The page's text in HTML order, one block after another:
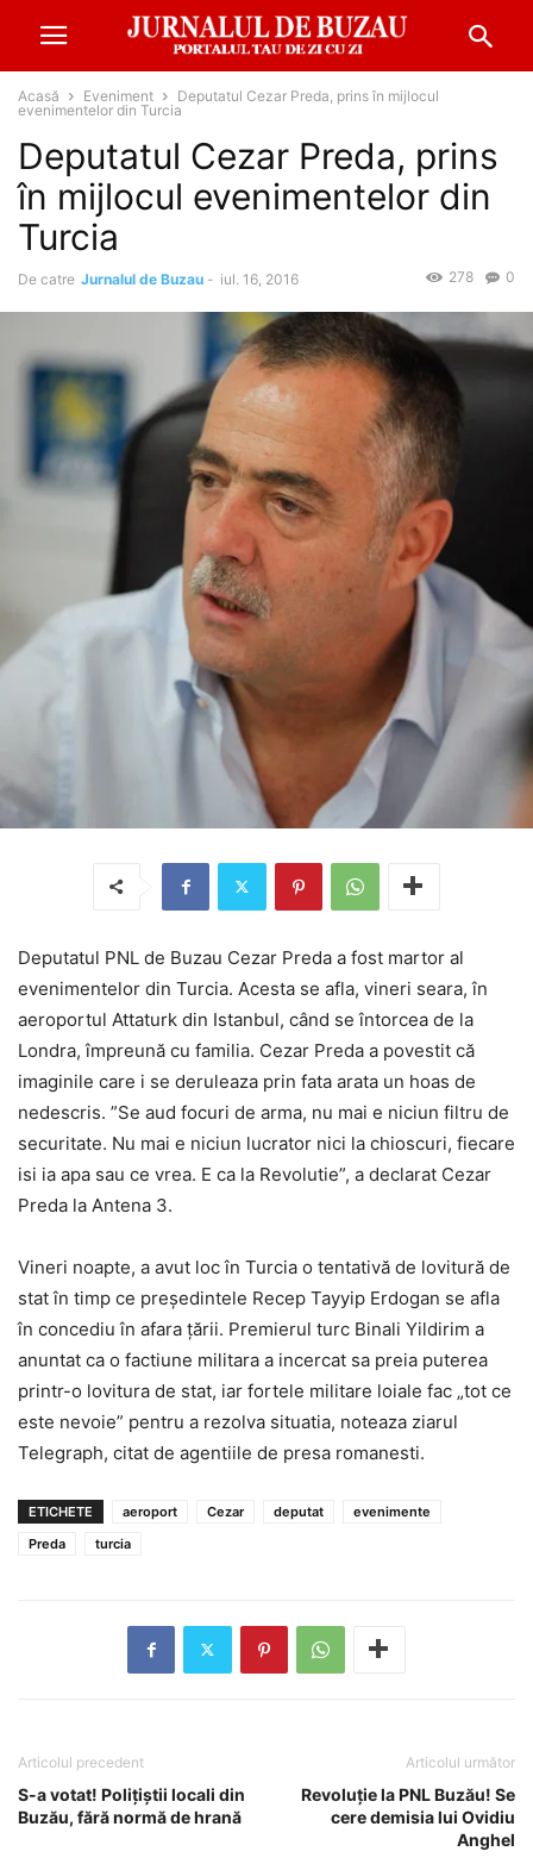
Acasă Eveniment
Deputatul Cezar Preda, prins în mijlocul
evenimentelor din Turcia
Deputatul Cezar Preda, prins
în mijlocul evenimentelor din
Turcia
De catre Jurnalul de Buzau - iul. 16, 2016 0
278
Deputatul PNL de Buzau Cezar Preda a fost martor al
evenimentelor din Turcia. Acesta se afla, vineri seara, în
aeroportul Attaturk din Istanbul, când se întorcea de la
Londra, împreună cu familia. Cezar Preda a povestit că
imaginile care i se deruleaza prin fata arata un hoas de
nedescris. ”Se aud focuri de arma, nu mai e niciun filtru de
securitate. Nu mai e niciun lucrator nici la chioscuri, fiecare
isi ia apa sau ce vrea. E ca la Revolutie”, a declarat Cezar
Preda la Antena 3.
Vineri noapte, a avut loc în Turcia o tentativă de lovitură de
stat în timp ce preşedintele Recep Tayyip Erdogan se afla
în concediu în afara ţării. Premierul turc Binali Yildirim a
anuntat ca o factiune militara a incercat sa preia puterea
printr-o lovitura de stat, iar fortele militare loiale fac „tot ce
este nevoie” pentru a rezolva situatia, noteaza ziarul
Telegraph, citat de agentiile de presa romanesti.
ETICHETE aeroport Cezar deputat
evenimente
Preda
turcia
Articolul precedent
S-a votat! Polițiștii locali din
Buzău, fără normă de hrană
Articolul următor
Revoluție la PNL Buzău! Se
cere demisia lui Ovidiu
Anghel